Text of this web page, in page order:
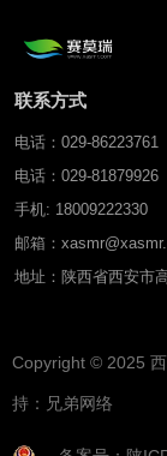
联系方式
电话：029-86223761
电话：029-81879926
手机: 18009222330
邮箱：
地址：陕西省西安市
Copyright ©
持： 兄弟网络